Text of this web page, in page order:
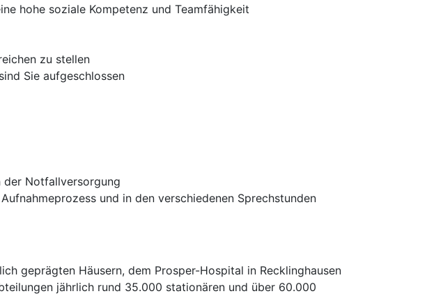
hohe soziale Kompetenz und Teamfähigkeit
zu stellen
Sie aufgeschlossen
der Notfallversorgung
und in den verschiedenen Sprechstunden
geprägten Häusern, dem Prosper-Hospital in Recklinghausen
jährlich rund 35.000 stationären und über 60.000